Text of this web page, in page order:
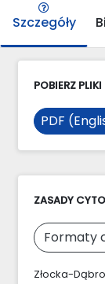
Szczegóły
POBIERZ PLIKI
PDF
ZASADY
Formaty
Złocka-